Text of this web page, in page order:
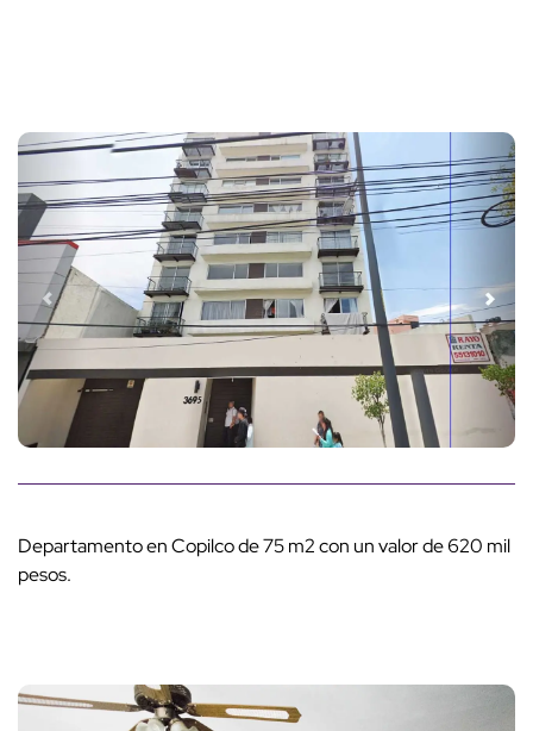
Departamento en Copilco de 75 m2 con un valor de 620 mil
pesos.